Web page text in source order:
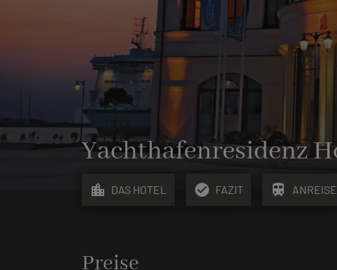
Yachthafenresidenz
location_city DAS HOTEL check_circle FAZIT train ANREISE
Preise